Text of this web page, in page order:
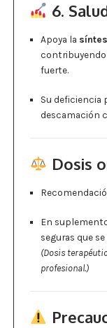
6.
Apoya la
contribuyendo
fuerte.
Su deficiencia
descamación
Dosis
En
seguras que
(Dosis
profesional.)